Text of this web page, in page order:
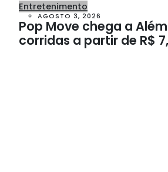
Entretenimento
AGOSTO 3, 2026
Pop Move chega a
corridas a partir de R$